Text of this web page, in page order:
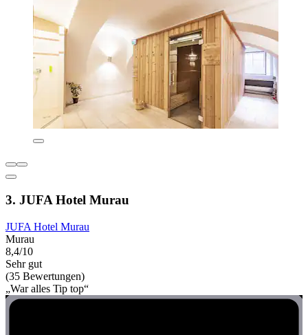
3. JUFA Hotel Murau
JUFA Hotel Murau
Murau
8,4/10
Sehr gut
(35 Bewertungen)
„War alles Tip top“